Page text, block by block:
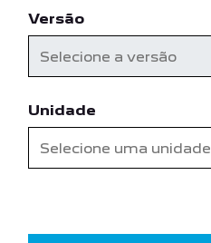
Versão
Selecione a versão
Unidade
Selecione uma unidade